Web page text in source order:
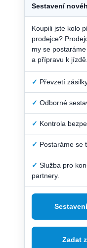
Sestavení
Koupili jste kolo
prodejce?
my se
a přípravu k jízdě.
✓ Převzetí
✓ Odborné
✓ Kontrola
✓ Postaráme se
✓ Služba pro
partnery.
Zadat